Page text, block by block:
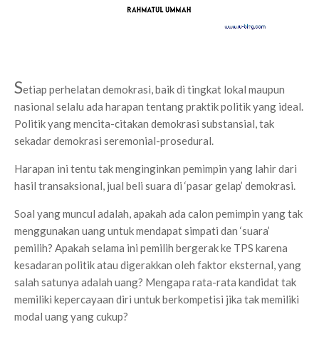
Setiap perhelatan demokrasi, baik di tingkat lokal maupun
nasional selalu ada harapan tentang praktik politik yang ideal.
Politik yang mencita-citakan demokrasi substansial, tak
sekadar demokrasi seremonial-prosedural.
Harapan ini tentu tak menginginkan pemimpin yang lahir dari
hasil transaksional, jual beli suara di ‘pasar gelap’ demokrasi.
Soal yang muncul adalah, apakah ada calon pemimpin yang tak
menggunakan uang untuk mendapat simpati dan ‘suara’
pemilih? Apakah selama ini pemilih bergerak ke TPS karena
kesadaran politik atau digerakkan oleh faktor eksternal, yang
salah satunya adalah uang? Mengapa rata-rata kandidat tak
memiliki kepercayaan diri untuk berkompetisi jika tak memiliki
modal uang yang cukup?